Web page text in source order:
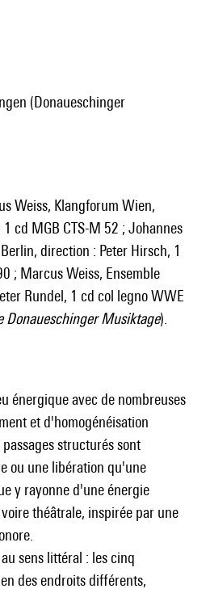
Weiss, Klangforum Wien,
cd MGB CTS-M 52 ; Johannes
direction : Peter Hirsch, 1
; Marcus Weiss, Ensemble
Rundel, 1 cd col legno WWE
Donaueschinger Musiktage).
énergique avec de nombreuses
et d'homogénéisation
structurés sont
ou une libération qu'une
y rayonne d'une énergie
théâtrale, inspirée par une
sens littéral : les cinq
des endroits différents,